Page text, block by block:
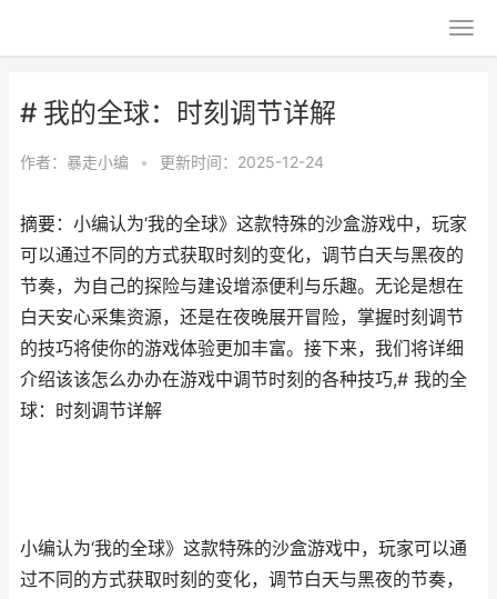
# 我的全球：时刻调节详解
作者： 暴走小编 • 更新时间：2025-12-24
摘要：小编认为‘我的全球》这款特殊的沙盒游戏中，玩家
可以通过不同的方式获取时刻的变化，调节白天与黑夜的
节奏，为自己的探险与建设增添便利与乐趣。无论是想在
白天安心采集资源，还是在夜晚展开冒险，掌握时刻调节
的技巧将使你的游戏体验更加丰富。接下来，我们将详细
介绍该该怎么办办在游戏中调节时刻的各种技巧,# 我的全
球：时刻调节详解
小编认为‘我的全球》这款特殊的沙盒游戏中，玩家可以通
过不同的方式获取时刻的变化，调节白天与黑夜的节奏，